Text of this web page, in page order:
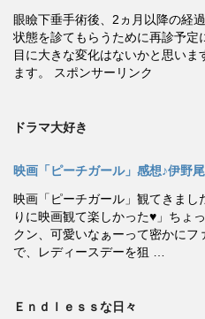
眼瞼下垂手術後、2ヵ月以降の経
状態を診てもらうために再診予定
目に大きな変化はないかと思いま
ます。 スポンサーリンク
ドラマ大好き
映画「ピーチガール」感想♪伊野
映画「ピーチガール」観てきま
りに映画観て楽しかった♥」ちょ
クン、可愛いなぁーって密かにフ
で、レディースデーを狙 …
Ｅｎｄｌｅｓｓな日々